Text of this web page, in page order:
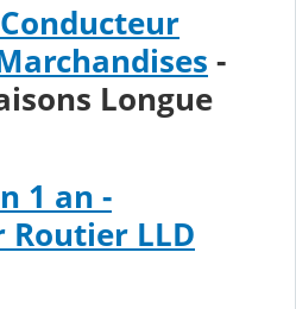
Conducteur
-
Longue
1 an -
Routier LLD